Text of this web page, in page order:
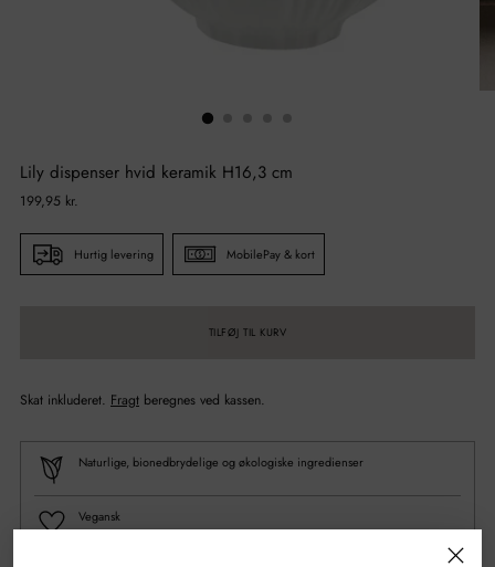
Lily dispenser hvid keramik H16,3 cm
Normal
199,95 kr.
Hurtig levering MobilePay & kort
TILFØJ TIL KURV
Skat inkluderet. Fragt beregnes ved kassen.
Naturlige, bionedbrydelige og økologiske ingredienser
Vegansk